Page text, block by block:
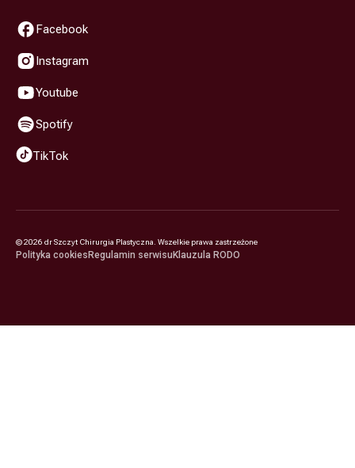
Facebook
Instagram
Youtube
Spotify
TikTok
©2026 dr Szczyt Chirurgia Plastyczna. Wszelkie prawa zastrzeżone
Polityka cookies Regulamin serwisu Klauzula RODO